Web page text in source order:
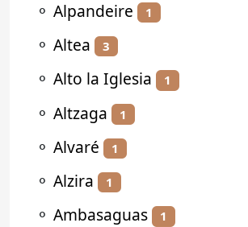
⚬ Alpandeire 1
⚬ Altea 3
⚬ Alto la Iglesia 1
⚬ Altzaga 1
⚬ Alvaré 1
⚬ Alzira 1
⚬ Ambasaguas 1